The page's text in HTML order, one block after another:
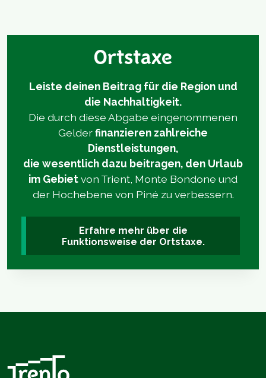
Ortstaxe
Leiste deinen Beitrag für die Region und
die Nachhaltigkeit.
Die durch diese Abgabe eingenommenen
Gelderfinanzieren zahlreiche
Dienstleistungen,
die wesentlich dazu beitragen, den Urlaub
im Gebietvon Trient, Monte Bondone und
der Hochebene von Piné zu verbessern.
Erfahre mehr über die
Funktionsweise der Ortstaxe.